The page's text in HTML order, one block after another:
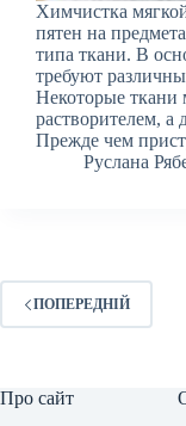
Химчистка
пятен на
типа ткани. В
требуют
Некоторые ткани
растворителем, а
Прежде чем
Руслана
ПОПЕРЕДНІЙ
Про сайт